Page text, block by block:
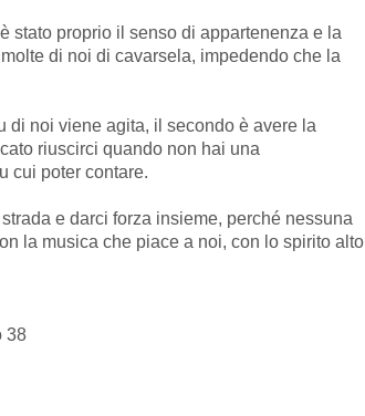
stato proprio il senso di appartenenza e la
di noi di cavarsela, impedendo che la
di noi viene agita, il secondo è avere la
riuscirci quando non hai una
cui poter contare.
e darci forza insieme, perché nessuna
la musica che piace a noi, con lo spirito alto
38